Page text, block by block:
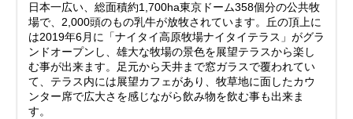
日本一広い、総面積約1,700ha東京ドーム358個分の公共牧
場で、2,000頭のもの乳牛が放牧されています。丘の頂上に
は2019年6月に「ナイタイ高原牧場ナイタイテラス」がグラ
ンドオープンし、雄大な牧場の景色を展望テラスから楽し
む事が出来ます。足元から天井まで窓ガラスで覆われてい
て、テラス内には展望カフェがあり、牧草地に面したカウ
ンター席で広大さを感じながら飲み物を飲む事も出来ま
す。